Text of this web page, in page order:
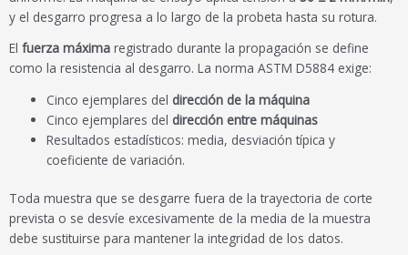
y el desgarro progresa a lo largo de la probeta hasta su rotura.
El fuerza máxima registrado durante la propagación se define
como la resistencia al desgarro. La norma ASTM D5884 exige:
Cinco ejemplares del dirección de la máquina
Cinco ejemplares del dirección entre máquinas
Resultados estadísticos: media, desviación típica y
coeficiente de variación.
Toda muestra que se desgarre fuera de la trayectoria de corte
prevista o se desvíe excesivamente de la media de la muestra
debe sustituirse para mantener la integridad de los datos.